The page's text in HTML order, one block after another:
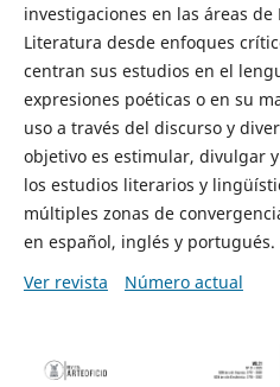
investigaciones en las áreas
Literatura desde enfoques
centran sus estudios en el
expresiones poéticas o en su
uso a través del discurso y
objetivo es estimular, divulgar
los estudios literarios y
múltiples zonas de
en español, inglés y portugués.
Ver revista
Número actual